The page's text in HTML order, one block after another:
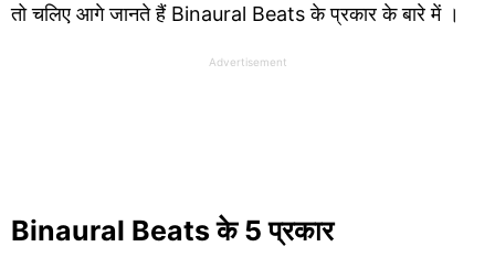
तो चलिए आगे जानते हैं Binaural Beats के प्रकार के बारे में ।
Advertisement
Binaural Beats के 5 प्रकार